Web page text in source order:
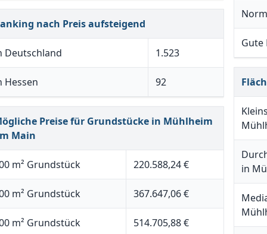
nach Preis aufsteigend
Deutschland 1.523
Hessen 92
Preise für Grundstücke in Mühlheim
Main
m² Grundstück 220.588,24 €
m² Grundstück 367.647,06 €
m² Grundstück 514.705,88 €
Gute
in